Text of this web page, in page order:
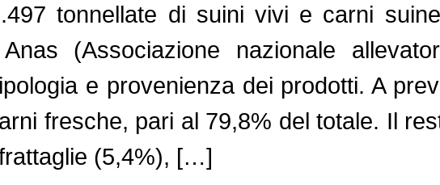
tonnellate di suini vivi e carni
Anas (Associazione nazionale
e provenienza dei prodotti. A
fresche, pari al 79,8% del totale. Il
(5,4%), […]